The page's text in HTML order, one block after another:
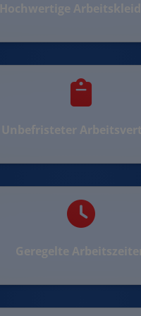
Hochwertige
Unbefristeter
Geregelte